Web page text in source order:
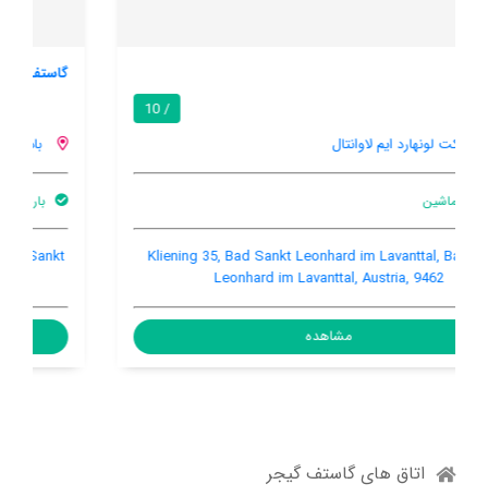
باد سانکت لونهارد ایم لاوانتال
Hauptplatz 67, Bad Sankt Leonhard im Lavanttal, Bad Sankt
Leonhard im Lavanttal, Austria, 9462
اتاق های گاستف گیجر